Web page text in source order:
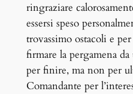
ringraziare
essersi speso
trovassimo ostacoli e
firmare la pergamena
per finire, ma non per
Comandante per